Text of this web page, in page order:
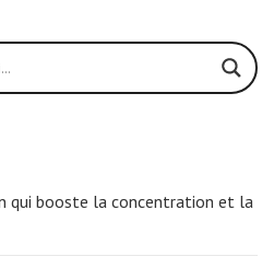
qui booste la concentration et la